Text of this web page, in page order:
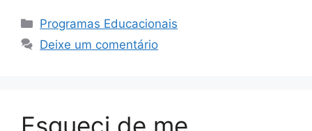
Categorias
Programas Educacionais
Deixe um comentário